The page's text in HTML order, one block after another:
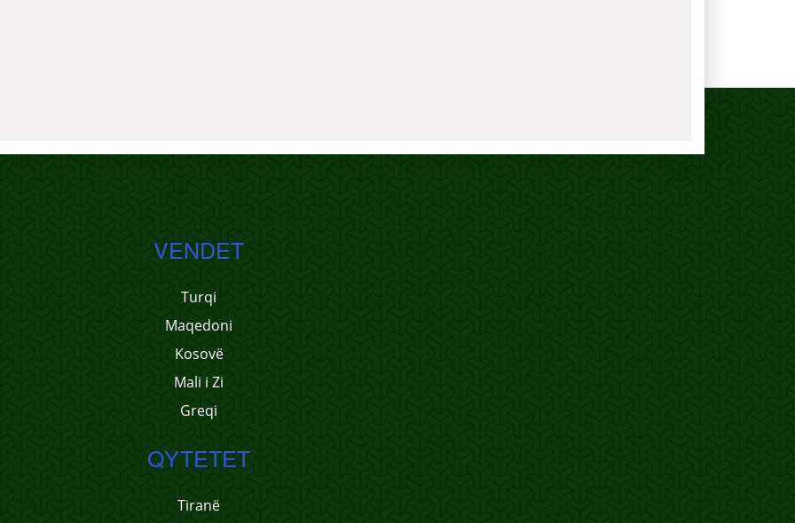
VENDET
Turqi
Maqedoni
Kosovë
Mali i Zi
Greqi
QYTETET
Tiranë